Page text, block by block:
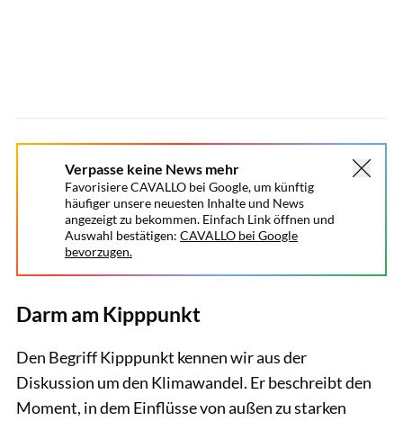
Verpasse keine News mehr
Favorisiere CAVALLO bei Google, um künftig
häufiger unsere neuesten Inhalte und News
angezeigt zu bekommen. Einfach Link öffnen und
Auswahl bestätigen: CAVALLO bei Google
bevorzugen.
Darm am Kipppunkt
Den Begriff Kipppunkt kennen wir aus der
Diskussion um den Klimawandel. Er beschreibt den
Moment, in dem Einflüsse von außen zu starken